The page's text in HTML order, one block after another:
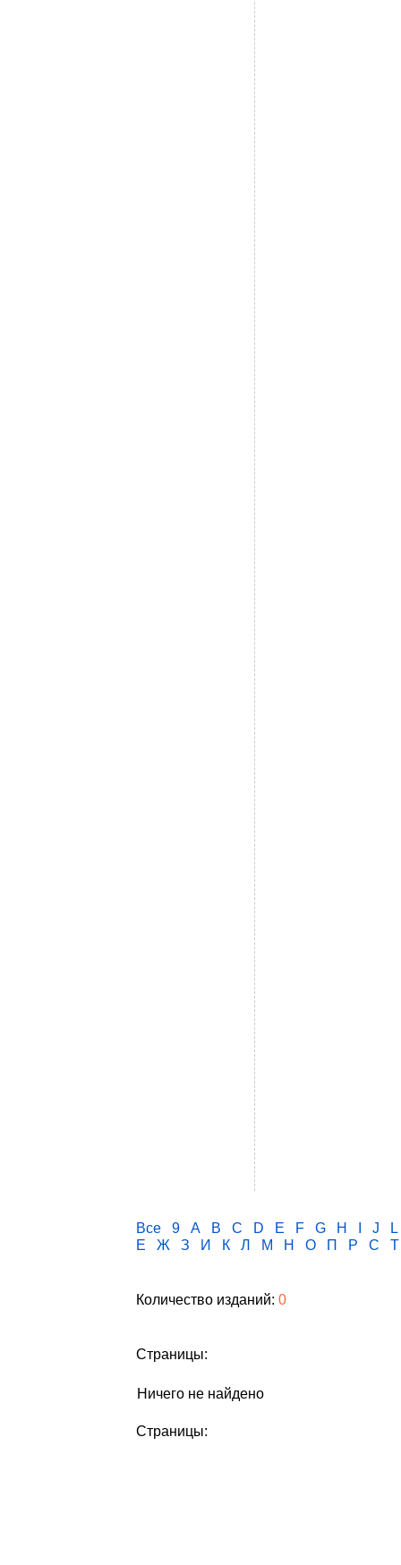
Все 9 A B C D E F G H J
L
Е
Ж З И К Л М Н О П Р С Т
Количество изданий: 0
Страницы:
Ничего не найдено
Страницы: